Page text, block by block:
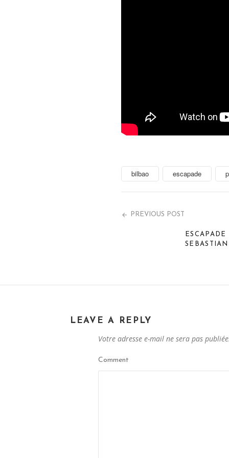
bilbao escapade
PREVIOUS POST
SEBASTIAN
LEAVE A REPLY
Votre adresse e-mail ne sera pas
Comment